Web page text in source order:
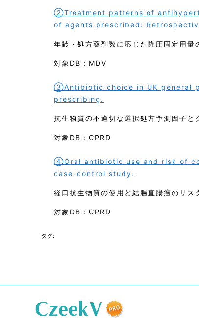
②Treatment patterns of
of agents prescribed:
年齢・処方薬剤数に応じた降圧固定用
対象DB：MDV
③Antibiotic choice in UK general
prescribing.
抗生物質の不適切な選択処方予測因子と
対象DB：CPRD
④Oral antibiotic use and risk of
case-control study.
経口抗生物質の使用と結腸直腸癌のリス
対象DB：CPRD
タグ: